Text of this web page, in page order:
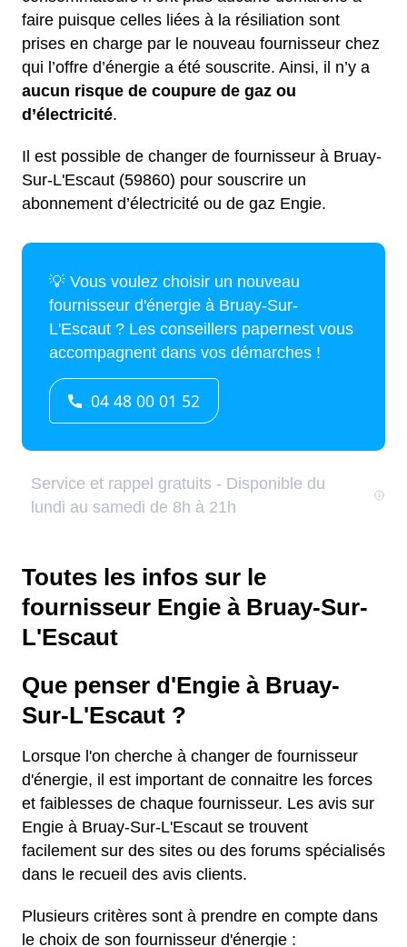
faire puisque celles liées à la résiliation sont
prises en charge par le nouveau fournisseur chez
qui l’offre d’énergie a été souscrite. Ainsi, il n’y a
aucun risque de coupure de gaz ou
d’électricité.
Il est possible de changer de fournisseur à Bruay-
Sur-L'Escaut (59860) pour souscrire un
abonnement d’électricité ou de gaz Engie.
Toutes les infos sur le
fournisseur Engie à Bruay-Sur-
L'Escaut
Que penser d'Engie à Bruay-
Sur-L'Escaut ?
Lorsque l'on cherche à changer de fournisseur
d'énergie, il est important de connaitre les forces
et faiblesses de chaque fournisseur. Les avis sur
Engie à Bruay-Sur-L'Escaut se trouvent
facilement sur des sites ou des forums spécialisés
dans le recueil des avis clients.
Plusieurs critères sont à prendre en compte dans
le choix de son fournisseur d'énergie :